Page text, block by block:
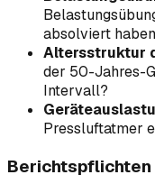
absolviert haben
Altersstruktur
der 50-Jahres-
Intervall?
Pressluftatmer
Berichtspflichten